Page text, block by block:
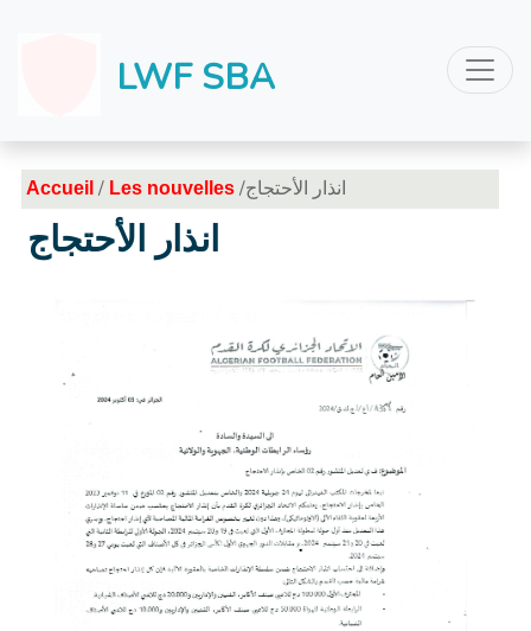
LWF SBA
Accueil/ Les nouvelles /انذار الأحتجاج
انذار الأحتجاج